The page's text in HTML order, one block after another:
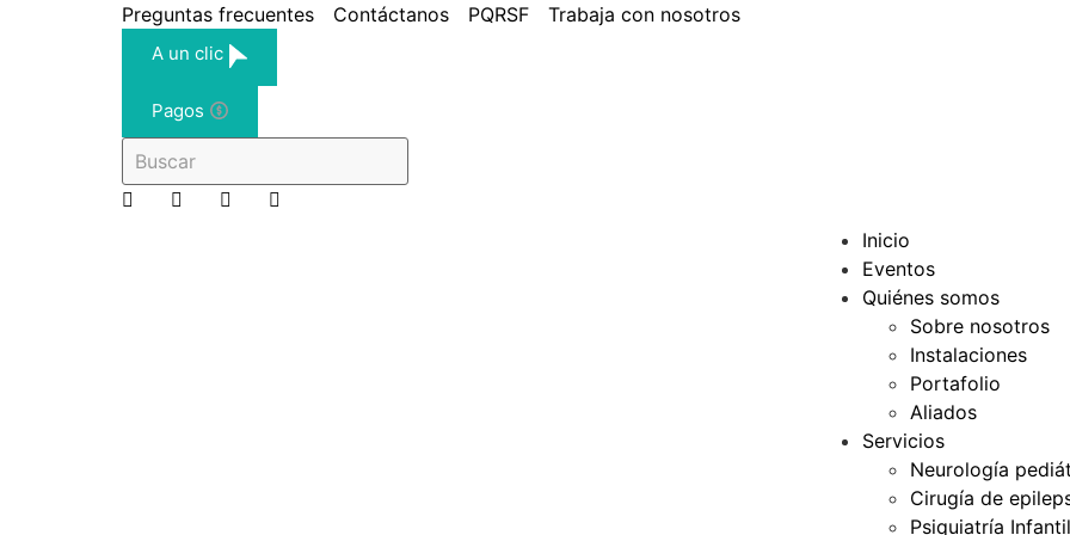
Preguntas frecuentes Contáctanos PQRSF Trabaja con nosotros
A un clic
Pagos
Inicio
Eventos
Quiénes somos
Sobre nosotros
Instalaciones
Portafolio
Aliados
Servicios
Neurología
Cirugía de
Psiquiatría Infantil